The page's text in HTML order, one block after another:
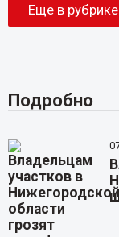
Еще в рубрике
Подробно